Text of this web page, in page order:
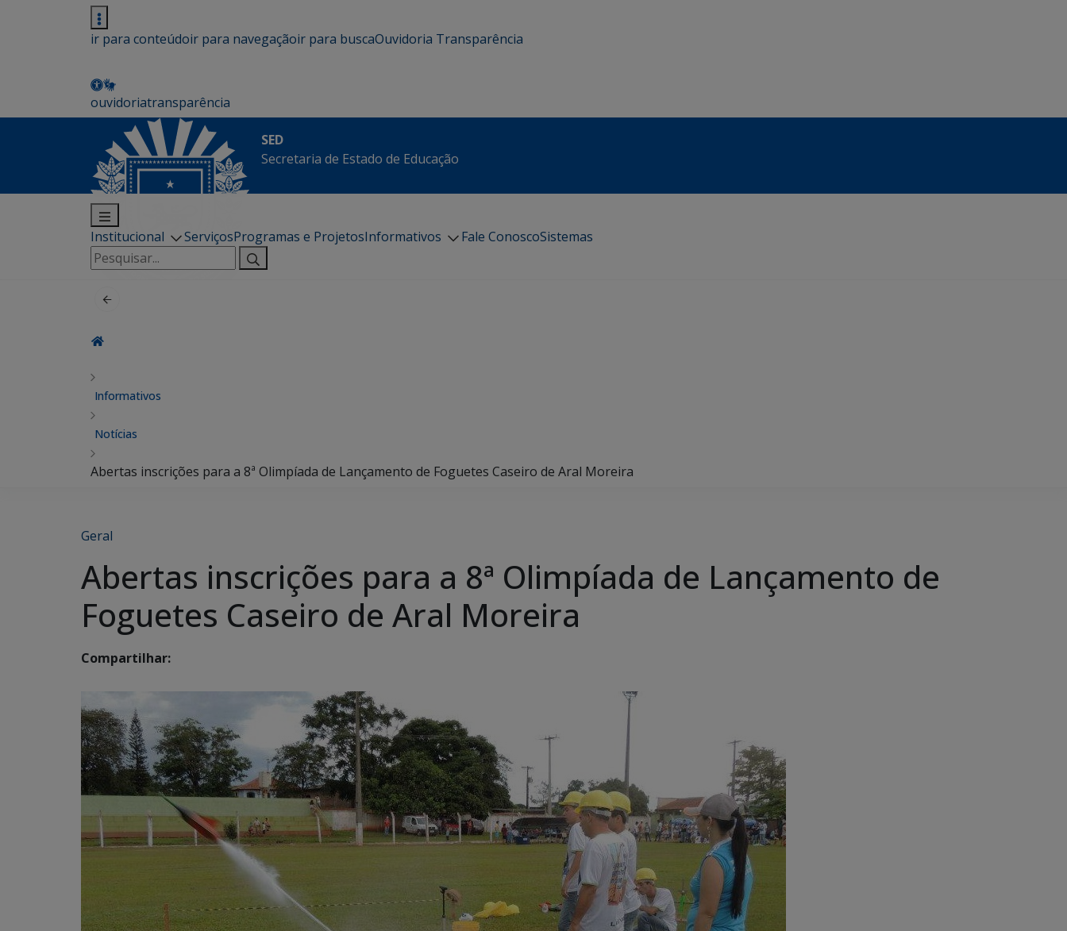
ir para conteúdoir para navegaçãoir para buscaOuvidoria Transparência
ouvidoriatransparência
SED
Secretaria de Estado de Educação
Institucional ServiçosProgramas e ProjetosInformativos Fale ConoscoSistemas
Pesquisar
por:
Informativos
Notícias
Abertas inscrições para a 8ª Olimpíada de Lançamento de Foguetes Caseiro de Aral Moreira
Geral
Abertas inscrições para a 8ª Olimpíada de Lançamento de
Foguetes Caseiro de Aral Moreira
Compartilhar: